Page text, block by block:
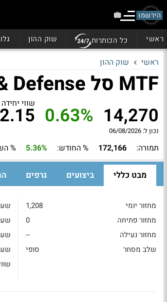
הירשמו
ראשי כל הכותרות שוק ההון
ראשי שוק ההון
MTF סל S&P Aerospace & Defense
14,270
0.63% שווי יחידה
נכון ל: 06/08/2026
תמורה: 172,166 % החודש: 5.36%
%
מבט כללי ביצועים גרפים
מחזור יומי
1,208
מחזור פתיחה
0
מחזור נעילה
--
שלב מסחר
סופי